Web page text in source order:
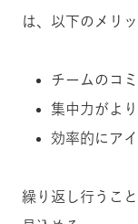
は、以下のメリ
チームのコ
集中力がよ
効率的にア
繰り返し行うこ